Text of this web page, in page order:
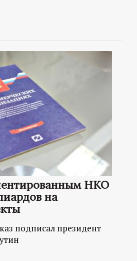
НКО
на
подписал президент